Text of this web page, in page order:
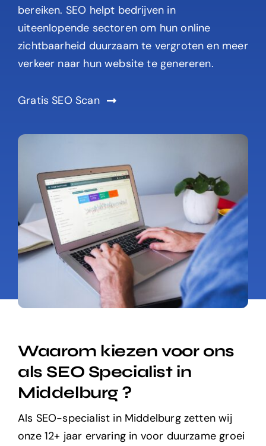
bereiken. SEO helpt bedrijven in
uiteenlopende sectoren om hun online
zichtbaarheid duurzaam te vergroten en meer
verkeer naar hun website te genereren.
Gratis SEO Scan
Waarom kiezen voor ons
als SEO Specialist in
Middelburg ?
Als SEO-specialist in Middelburg zetten wij
onze 12+ jaar ervaring in voor duurzame groei